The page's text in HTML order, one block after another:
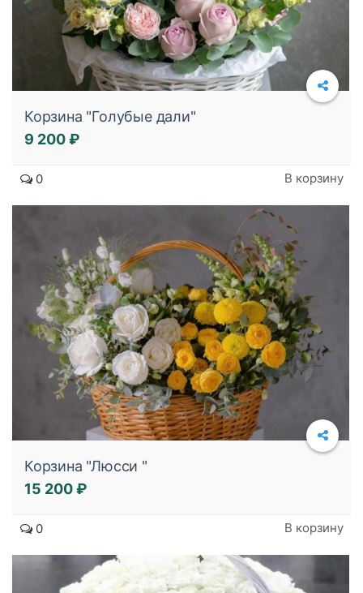
Корзина "Голубые дали"
9 200 ₽
0 В корзину
Корзина "Люсси "
15 200 ₽
0 В корзину